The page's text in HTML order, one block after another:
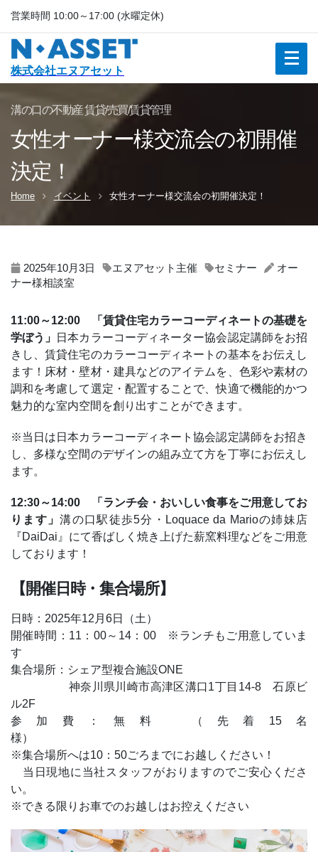
営業時間 10:00～17:00 (水曜定休)
株式会社エヌアセット
溝の口の不動産 賃貸/売買/賃貸管理
女性オーナー様交流会の初開催
決定！
Home イベント 女性オーナー様交流会の初開催決定！
2025年10月3日 エヌアセット主催 セミナー
オー
ナー様相談室
11:00～12:00 「賃貸住宅カラーコーディネートの基礎を
学ぼう」
日本カラーコーディネーター協会認定講師をお招
きし、賃貸住宅のカラーコーディネートの基本をお伝えし
ます！床材・壁材・建具などのアイテムを、色彩や素材の
調和を考慮して選定・配置することで、快適で機能的かつ
魅力的な室内空間を創り出すことができます。
※当日は日本カラーコーディネート協会認定講師をお招き
し、多様な空間のデザインの組み立て方を丁寧にお伝えし
ます。
12:30～14:00 「ランチ会・おいしい食事をご用意してお
ります」溝の口駅徒歩5分・Loquace da Marioの姉妹店
『DaiDai』にて香ばしく焼き上げた薪窯料理などをご用意
しております！
【開催日時・集合場所】
日時：2025年12月6日（土）
開催時間：11：00～14：00 ※ランチもご用意していま
す
集合場所：シェア型複合施設ONE
神奈川県川崎市高津区溝口1丁目14-8 石原ビ
ル2F
参加費：無料 （先着15名
様
※集合場所へは10：50ごろまでにお越しください！
当日現地に当社スタッフがおりますのでご安心くださ
い。
※できる限りお車でのお越しはお控えください